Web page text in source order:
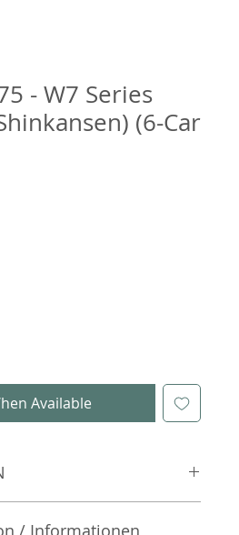
- W7 Series
(6-Car
Available
/ Informationen